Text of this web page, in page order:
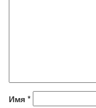
Имя *